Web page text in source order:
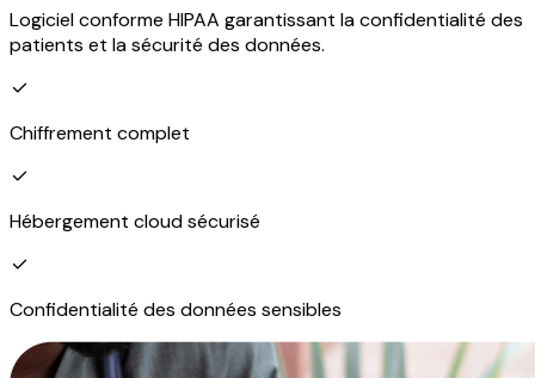
Logiciel conforme HIPAA garantissant la confidentialité des
patients et la sécurité des données.
Chiffrement complet
Hébergement cloud sécurisé
Confidentialité des données sensibles